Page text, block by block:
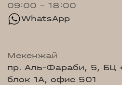
09:00 - 18:00
WhatsApp
Мекенжай
пр. Аль-Фараби, 5, БЦ
блок 1А, офис 501